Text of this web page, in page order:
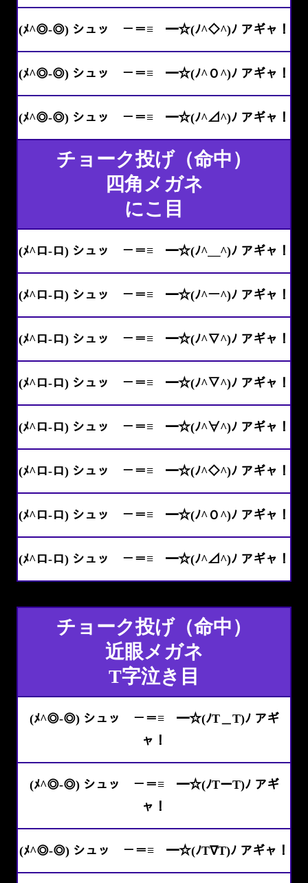
(ﾒ^◎-◎) シュッ －＝≡ ━☆(ﾉ^◇^)ﾉ アギャ！
(ﾒ^◎-◎) シュッ －＝≡ ━☆(ﾉ^Ｏ^)ﾉ アギャ！
(ﾒ^◎-◎) シュッ －＝≡ ━☆(ﾉ^⊿^)ﾉ アギャ！
チョーク投げ（命中）
四角メガネ
にこ目
(ﾒ^ロ-ロ) シュッ －＝≡ ━☆(ﾉ^＿^)ﾉ アギャ！
(ﾒ^ロ-ロ) シュッ －＝≡ ━☆(ﾉ^ー^)ﾉ アギャ！
(ﾒ^ロ-ロ) シュッ －＝≡ ━☆(ﾉ^∇^)ﾉ アギャ！
(ﾒ^ロ-ロ) シュッ －＝≡ ━☆(ﾉ^▽^)ﾉ アギャ！
(ﾒ^ロ-ロ) シュッ －＝≡ ━☆(ﾉ^∀^)ﾉ アギャ！
(ﾒ^ロ-ロ) シュッ －＝≡ ━☆(ﾉ^◇^)ﾉ アギャ！
(ﾒ^ロ-ロ) シュッ －＝≡ ━☆(ﾉ^Ｏ^)ﾉ アギャ！
(ﾒ^ロ-ロ) シュッ －＝≡ ━☆(ﾉ^⊿^)ﾉ アギャ！
チョーク投げ（命中）
近眼メガネ
T字泣き目
(ﾒ^◎-◎) シュッ －＝≡ ━☆(ﾉT＿T)ﾉ アギ
ャ！
(ﾒ^◎-◎) シュッ －＝≡ ━☆(ﾉTーT)ﾉ アギ
ャ！
(ﾒ^◎-◎) シュッ －＝≡ ━☆(ﾉT∇T)ﾉ アギャ！